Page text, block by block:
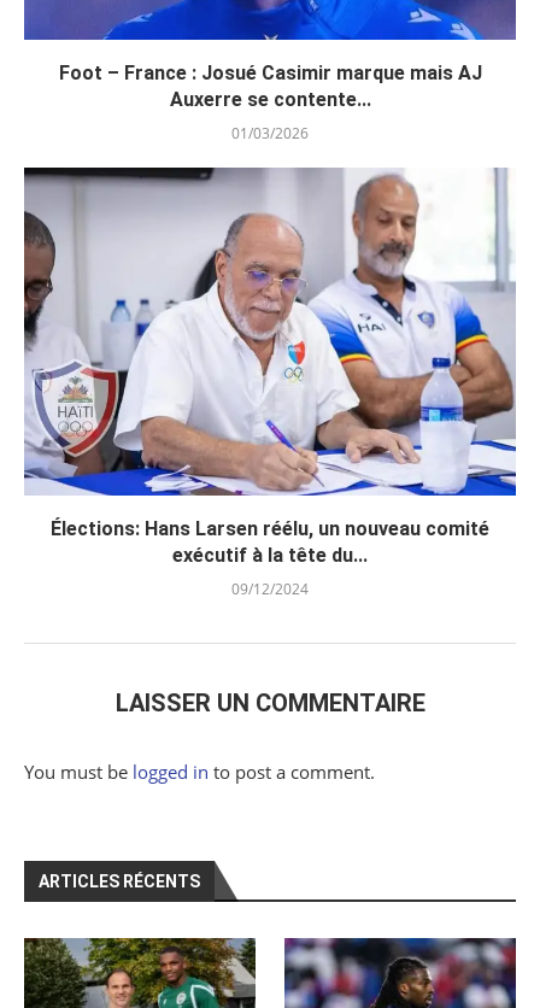
Foot – France : Josué Casimir marque mais AJ
Auxerre se contente...
01/03/2026
Élections: Hans Larsen réélu, un nouveau comité
exécutif à la tête du...
09/12/2024
LAISSER UN COMMENTAIRE
You must be logged in to post a comment.
ARTICLES RÉCENTS